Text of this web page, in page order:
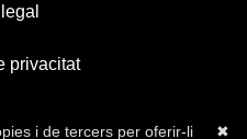
privacitat
✖
i de tercers per oferir-li